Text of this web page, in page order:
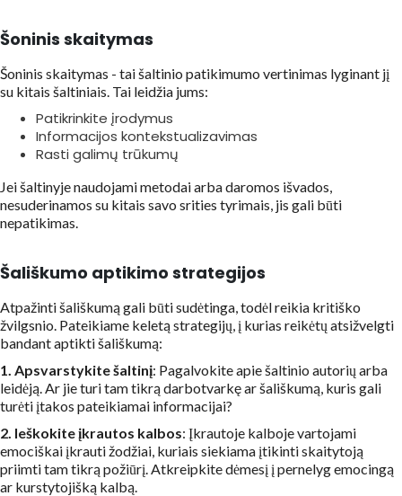
Šoninis skaitymas
Šoninis skaitymas - tai šaltinio patikimumo vertinimas lyginant jį
su kitais šaltiniais. Tai leidžia jums:
Patikrinkite įrodymus
Informacijos kontekstualizavimas
Rasti galimų trūkumų
Jei šaltinyje naudojami metodai arba daromos išvados,
nesuderinamos su kitais savo srities tyrimais, jis gali būti
nepatikimas.
Šališkumo aptikimo strategijos
Atpažinti šališkumą gali būti sudėtinga, todėl reikia kritiško
žvilgsnio. Pateikiame keletą strategijų, į kurias reikėtų atsižvelgti
bandant aptikti šališkumą:
1. Apsvarstykite šaltinį: Pagalvokite apie šaltinio autorių arba
leidėją. Ar jie turi tam tikrą darbotvarkę ar šališkumą, kuris gali
turėti įtakos pateikiamai informacijai?
2. Ieškokite įkrautos kalbos: Įkrautoje kalboje vartojami
emociškai įkrauti žodžiai, kuriais siekiama įtikinti skaitytoją
priimti tam tikrą požiūrį. Atkreipkite dėmesį į pernelyg emocingą
ar kurstytojišką kalbą.